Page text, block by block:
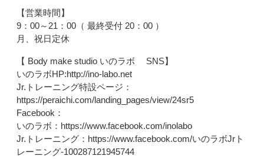
【営業時間】
9：00～21：00（ 最終受付 20：00 ）
月、祝日定休
【 Body make studio いのラボ SNS】
いのラボHP:http://ino-labo.net
Jr.トレーニング特設ページ：
https://peraichi.com/landing_pages/view/24sr5
Facebook：
いのラボ：https://www.facebook.com/inolabo
Jr.トレーニング：https://www.facebook.com/いのラボJrト
レーニング-100287121945744